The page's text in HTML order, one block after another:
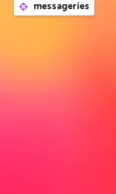
messageries